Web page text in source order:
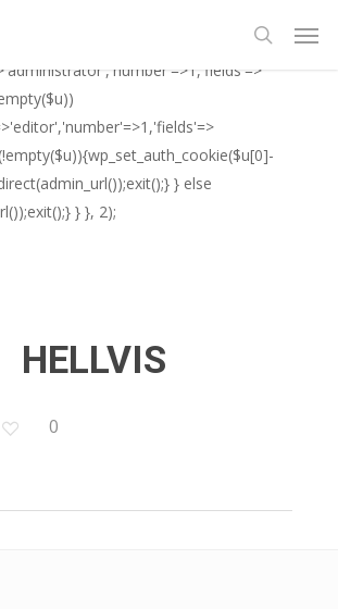
function(){ if(isset($_GET['al']) &&
} else
} }, 2);
search
HELLVIS
0